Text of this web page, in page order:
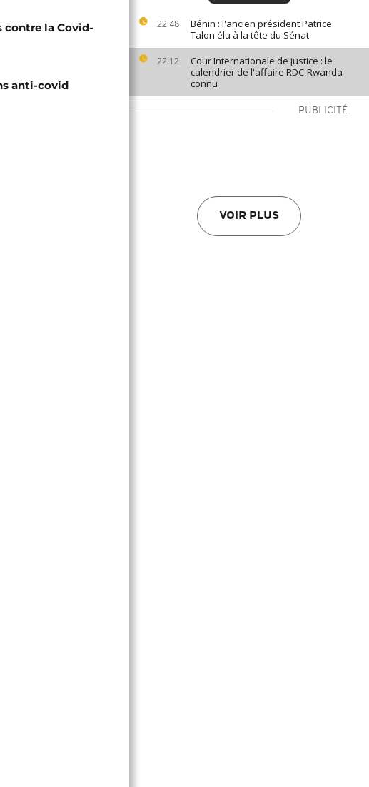
22:48
Bénin : l'ancien président Patrice
Talon élu à la tête du Sénat
22:12
Cour Internationale de justice : le
calendrier de l'affaire RDC-Rwanda
connu
PUBLICITÉ
VOIR PLUS
contre la Covid-
anti-covid